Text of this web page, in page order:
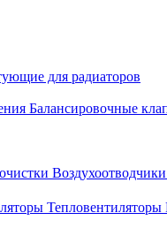
для радиаторов
Балансировочные
Воздухоотводчики
Тепловентиляторы